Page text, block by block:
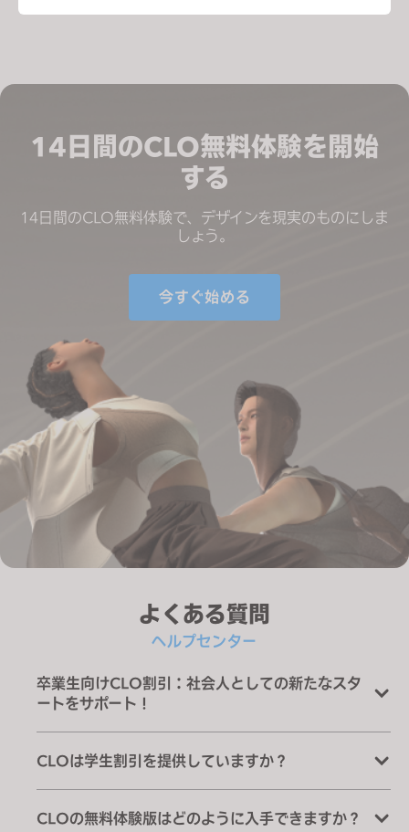
14日間のCLO無料体験を開始
する
14日間のCLO無料体験で、デザインを現実のものにしま
しょう。
今すぐ始める
よくある質問
ヘルプセンター
卒業生向けCLO割引：社会人としての新たなスタ
ートをサポート！
CLOは学生割引を提供していますか？
CLOの無料体験版はどのように入手できますか？
If you reject all, some features might not function